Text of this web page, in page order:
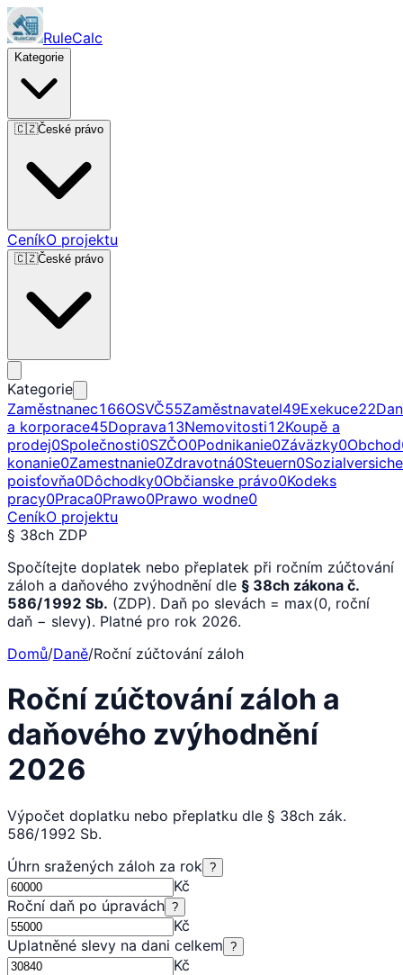
RuleCalc
Kategorie
🇨🇿České právo
CeníkO projektu
🇨🇿České právo
Kategorie
Zaměstnanec166OSVČ55Zaměstnavatel49Exekuce22
a korporace45Doprava13Nemovitosti12Koupě a
prodej0Společnosti0SZČO0Podnikanie0Záväzky0Obchod
konanie0Zamestnanie0Zdravotná0Steuern0
poisťovňa0Dôchodky0Občianske právo0Kodeks
pracy0Praca0Prawo0Prawo wodne0
CeníkO projektu
§ 38ch ZDP
Spočítejte doplatek nebo přeplatek při ročním zúčtování
záloh a daňového zvýhodnění dle § 38ch zákona č.
586/1992 Sb. (ZDP). Daň po slevách = max(0, roční
daň − slevy). Platné pro rok 2026.
Domů/Daně/Roční zúčtování záloh
Roční zúčtování záloh a
daňového zvýhodnění
2026
Výpočet doplatku nebo přeplatku dle § 38ch zák.
586/1992 Sb.
Úhrn sražených záloh za rok ?
Kč
Roční daň po úpravách ?
Kč
Uplatněné slevy na dani celkem ?
Kč